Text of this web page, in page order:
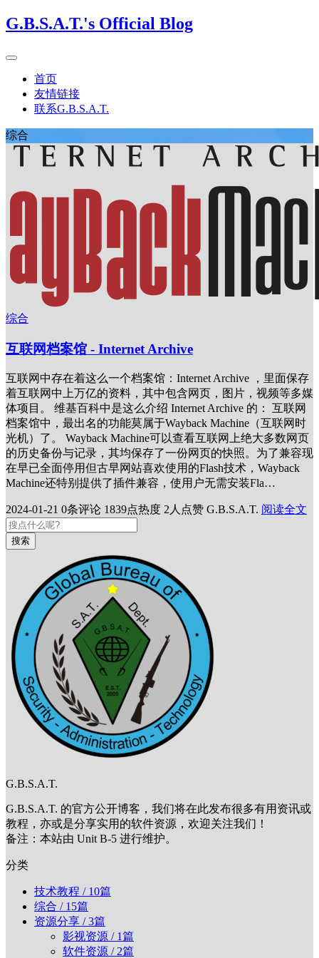
G.B.S.A.T.'s Official Blog
首页
友情链接
联系G.B.S.A.T.
综合
综合
互联网档案馆 - Internet Archive
互联网中存在着这么一个档案馆：Internet Archive ，里面保存
着互联网中上万亿的资料，其中包含网页，图片，视频等多媒
体项目。 维基百科中是这么介绍 Internet Archive 的： 互联网
档案馆中，最出名的功能莫属于Wayback Machine（互联网时
光机）了。 Wayback Machine可以查看互联网上绝大多数网页
的历史备份与记录，其均保存了一份网页的快照。为了兼容现
在早已全面停用但古早网站喜欢使用的Flash技术，Wayback
Machine还特别提供了插件兼容，使用户无需安装Fla…
2024-01-21 0条评论 1839点热度 2人点赞 G.B.S.A.T. 阅读全文
搜索
G.B.S.A.T.
G.B.S.A.T. 的官方公开博客，我们将在此发布很多有用资讯或
教程，亦或是分享实用的软件资源，欢迎关注我们！
备注：本站由 Unit B-5 进行维护。
分类
技术教程 / 10篇
综合 / 15篇
资源分享 / 3篇
影视资源 / 1篇
软件资源 / 2篇